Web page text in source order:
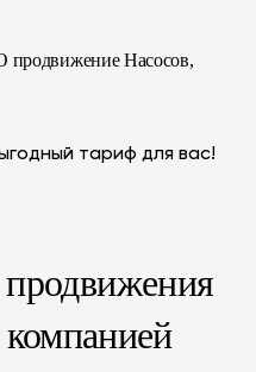
продвижение Насосов,
тариф для вас!